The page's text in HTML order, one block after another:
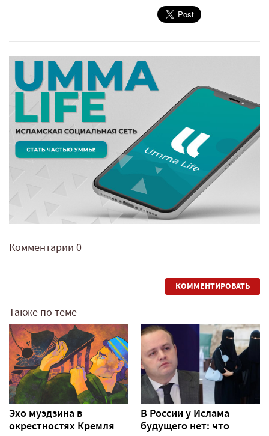
Комментарии 0
КОММЕНТИРОВАТЬ
Также по теме
Эхо муэдзина в
окрестностях Кремля
В России у Ислама
будущего нет: что